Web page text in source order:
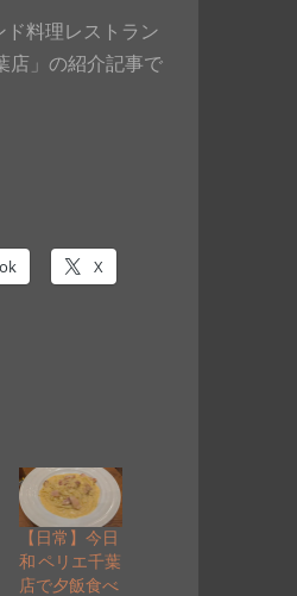
ド料理レストラン
店」の紹介記事で
X
【日常】今日
和 ペリエ千葉
店で夕飯食べ